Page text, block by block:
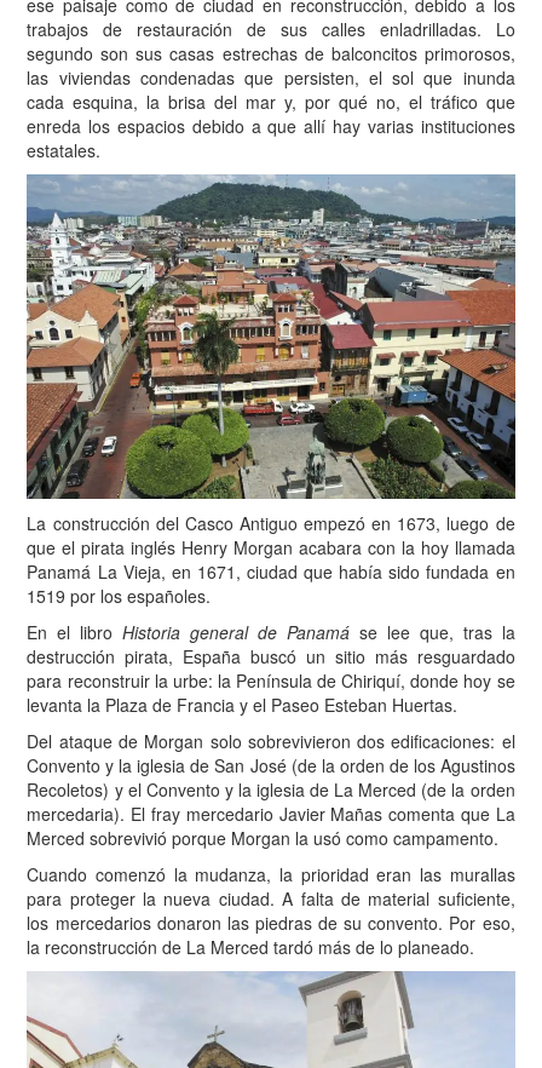
trabajos de restauración de sus calles enladrilladas. Lo
segundo son sus casas estrechas de balconcitos primorosos,
las viviendas condenadas que persisten, el sol que inunda
cada esquina, la brisa del mar y, por qué no, el tráfico que
enreda los espacios debido a que allí hay varias instituciones
estatales.
La construcción del Casco Antiguo empezó en 1673, luego de
que el pirata inglés Henry Morgan acabara con la hoy llamada
Panamá La Vieja, en 1671, ciudad que había sido fundada en
1519 por los españoles.
En el libroHistoria general de Panamáse lee que, tras la
destrucción pirata, España buscó un sitio más resguardado
para reconstruir la urbe: la Península de Chiriquí, donde hoy se
levanta la Plaza de Francia y el Paseo Esteban Huertas.
Del ataque de Morgan solo sobrevivieron dos edificaciones: el
Convento y la iglesia de San José (de la orden de los Agustinos
Recoletos) y el Convento y la iglesia de La Merced (de la orden
mercedaria). El fray mercedario Javier Mañas comenta que La
Merced sobrevivió porque Morgan la usó como campamento.
Cuando comenzó la mudanza, la prioridad eran las murallas
para proteger la nueva ciudad. A falta de material suficiente,
los mercedarios donaron las piedras de su convento. Por eso,
la reconstrucción de La Merced tardó más de lo planeado.